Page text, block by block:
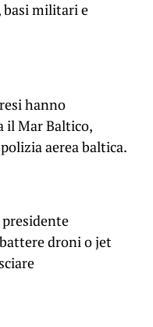
basi militari e
hanno
il Mar Baltico,
aerea baltica.
droni o jet